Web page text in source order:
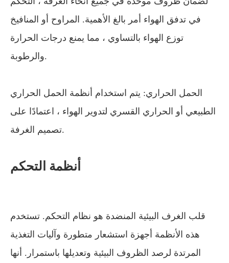
في تدفق الهواء أمر بالغ الأهمية. المراوح أو المنافيخ
توزع الهواء بالتساوي ، مما يمنع درجات الحرارة
والرطوبة.
الحمل الحراري: يتم استخدام أنظمة الحمل الحراري
الطبيعي أو الحراري القسري لتدوير الهواء ، اعتمادًا على
تصميم الغرفة.
أنظمة التحكم
قلب الغرف البيئية المنضدة هو نظام التحكم. تستخدم
هذه الأنظمة أجهزة استشعار متطورة وآليات التغذية
المرتدة لرصد الظروف البيئية وتعديلها باستمرار. أنها